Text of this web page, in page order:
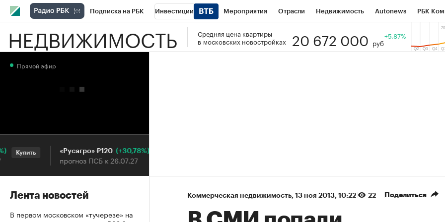
Подписка на РБК Инвестиции Мероприятия Отрасли Недвижимость Autonews РБК
РБК Вино Спорт Школа управления РБК РБК Образование Тренды
НЕДВИЖИМОСТЬ
Средняя цена квартиры
в московских новостройках
20 672 000 руб
+5.87%
Коммерческая недвижимость⁠, 13 ноя 2013, 10:22 22 Поделиться
Прямой эфир
Купить «Русагро» ₽120 (+30,78%)
прогноз ПСБ к 26.07.27
Купить
Лента новостей
В первом московском «тучерезе» на